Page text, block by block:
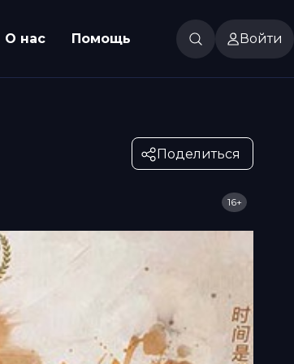
О нас Помощь Войти
Поделиться
16+